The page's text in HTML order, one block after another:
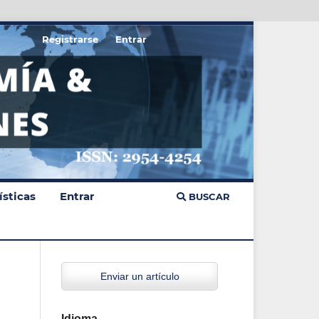
Entrar BUSCAR
Registrarse Entrar
Enviar un artículo